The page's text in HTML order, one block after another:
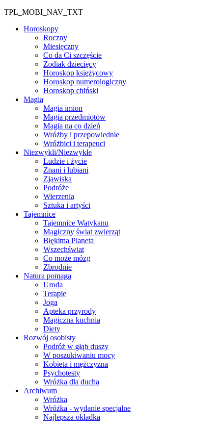
TPL_MOBI_NAV_TXT
Horoskopy
Roczny
Miesięczny
Co da Ci szczęście
Zodiak dziecięcy
Horoskop księżycowy
Horoskop numerologiczny
Horoskop chiński
Magia
Magia imion
Magia przedmiotów
Magia na co dzień
Wróżby i przepowiednie
Wróżbici i terapeuci
Niezwykli/Niezwykłe
Ludzie i życie
Znani i lubiani
Zjawiska
Podróże
Wierzenia
Sztuka i artyści
Tajemnice
Tajemnice Watykanu
Magiczny świat zwierząt
Błękitna Planeta
Wszechświat
Co może mózg
Zbrodnie
Natura pomaga
Uroda
Terapie
Joga
Apteka przyrody
Magiczna kuchnia
Diety
Rozwój osobisty
Podróż w głąb duszy
W poszukiwaniu mocy
Kobieta i mężczyzna
Psychotesty
Wróżka dla ducha
Archiwum
Wróżka
Wróżka - wydanie specjalne
Najlepsza okładka